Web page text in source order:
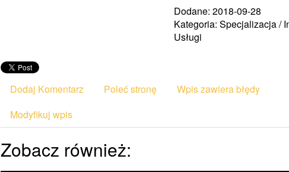
Dodane: 2018-09-28
Kategoria: Specjalizacja /
Usługi
Dodaj Komentarz Poleć stronę
Wpis zawiera błędy
Modyfikuj wpis
Zobacz również: